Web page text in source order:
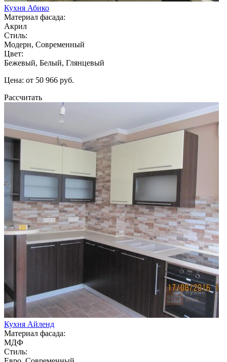
Кухня Абико
Материал фасада:
Акрил
Стиль:
Модерн, Современный
Цвет:
Бежевый, Белый, Глянцевый
Цена: от 50 966 руб.
Рассчитать
Кухня Айленд
Материал фасада:
МДФ
Стиль: